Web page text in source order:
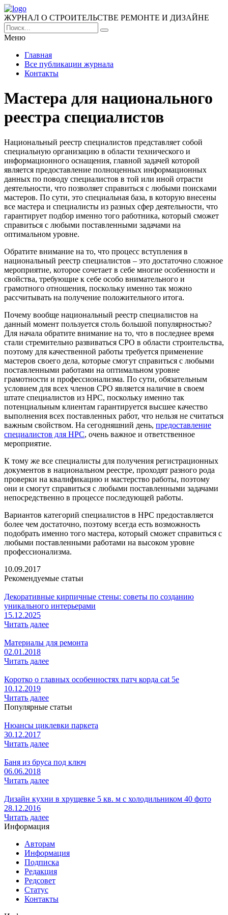
ЖУРНАЛ О СТРОИТЕЛЬСТВЕ РЕМОНТЕ И ДИЗАЙНЕ
Меню
Главная
Все публикации журнала
Контакты
Мастера для национального
реестра специалистов
Национальный реестр специалистов представляет собой
специальную организацию в области технического и
информационного оснащения, главной задачей которой
является предоставление полноценных информационных
данных по поводу специалистов в той или иной отрасти
деятельности, что позволяет справиться с любыми поисками
мастеров. По сути, это специальная база, в которую внесены
все мастера и специалисты из разных сфер деятельности, что
гарантирует подбор именно того работника, который сможет
справиться с любыми поставленными задачами на
оптимальном уровне.
Обратите внимание на то, что процесс вступления в
национальный реестр специалистов – это достаточно сложное
мероприятие, которое сочетает в себе многие особенности и
свойства, требующие к себе особо внимательного и
грамотного отношения, поскольку именно так можно
рассчитывать на получение положительного итога.
Почему вообще национальный реестр специалистов на
данный момент пользуется столь большой популярностью?
Для начала обратите внимание на то, что в последнее время
стали стремительно развиваться СРО в области строительства,
поэтому для качественной работы требуется применение
мастеров своего дела, которые смогут справиться с любыми
поставленными работами на оптимальном уровне
грамотности и профессионализма. По сути, обязательным
условием для всех членов СРО является наличие в своем
штате специалистов из НРС, поскольку именно так
потенциальным клиентам гарантируется высшее качество
выполнения всех поставленных работ, что нельзя не считаться
важным свойством. На сегодняшний день, предоставление
специалистов для НРС, очень важное и ответственное
мероприятие.
К тому же все специалисты для получения регистрационных
документов в национальном реестре, проходят разного рода
проверки на квалификацию и мастерство работы, поэтому
они и смогут справиться с любыми поставленными задачами
непосредственно в процессе последующей работы.
Вариантов категорий специалистов в НРС предоставляется
более чем достаточно, поэтому всегда есть возможность
подобрать именно того мастера, который сможет справиться с
любыми поставленными работами на высоком уровне
профессионализма.
10.09.2017
Рекомендуемые статьи
Декоративные кирпичные стены: советы по созданию
уникального интерьерами
15.12.2025
Читать далее
Материалы для ремонта
02.01.2018
Читать далее
Коротко о главных особенностях патч корда cat 5e
10.12.2019
Читать далее
Популярные статьи
Нюансы циклевки паркета
30.12.2017
Читать далее
Баня из бруса под ключ
06.06.2018
Читать далее
Дизайн кухни в хрущевке 5 кв. м с холодильником 40 фото
28.12.2016
Читать далее
Информация
Авторам
Информация
Подписка
Редакция
Редсовет
Статус
Контакты